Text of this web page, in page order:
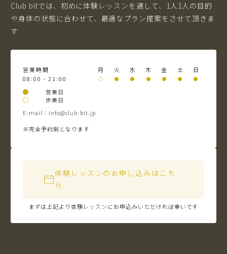
Club bitでは、初めに体験レッスンを通して、1人1人の目的
や身体の状態に合わせて、最適なプラン提案をさせて頂きま
す
営業時間 月 火 水 木 金 土
日
08:00 - 21:00
営業日
休業日
E-mail：info@club-bit.jp
※完全予約制となります
体験レッスンのお申し込みはこち
ら
まずは上記より体験レッスンにお申込みいただければ幸いです